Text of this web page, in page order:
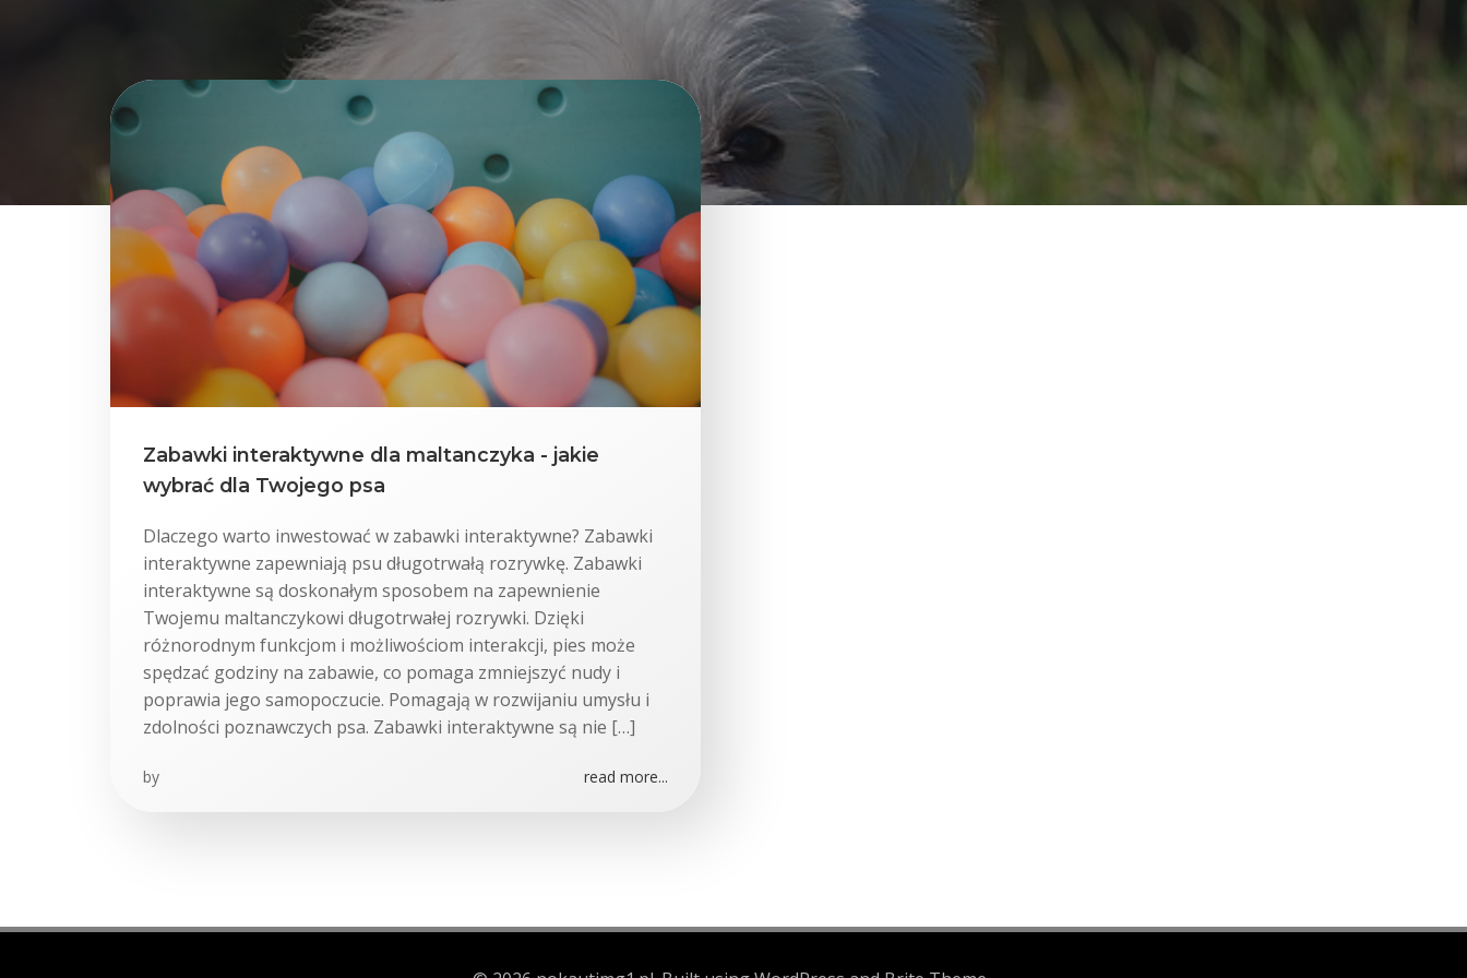
Zabawki interaktywne dla maltanczyka - jakie
wybrać dla Twojego psa
Dlaczego warto inwestować w zabawki interaktywne? Zabawki
interaktywne zapewniają psu długotrwałą rozrywkę. Zabawki
interaktywne są doskonałym sposobem na zapewnienie
Twojemu maltanczykowi długotrwałej rozrywki. Dzięki
różnorodnym funkcjom i możliwościom interakcji, pies może
spędzać godziny na zabawie, co pomaga zmniejszyć nudy i
poprawia jego samopoczucie. Pomagają w rozwijaniu umysłu i
zdolności poznawczych psa. Zabawki interaktywne są nie […]
by read more...